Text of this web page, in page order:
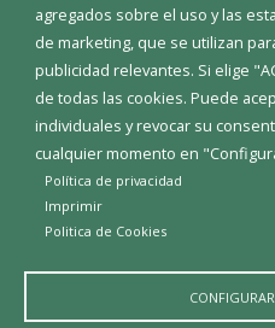
agregados sobre el uso y las
de marketing, que se utilizan
publicidad relevantes. Si elige
de todas las cookies. Puede
individuales y revocar su
cualquier momento en
Política de privacidad
Imprimir
Politica de Cookies